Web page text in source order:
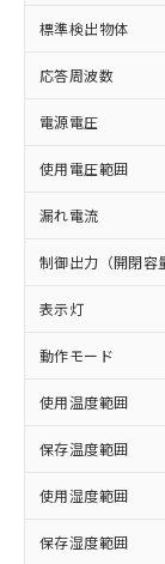
標準検出物体
応答周波数
電源電圧
使用電圧範囲
漏れ電流
制御出力（開閉容
表示灯
動作モード
使用温度範囲
保存温度範囲
使用湿度範囲
保存湿度範囲
※1 対
非含有
対応予